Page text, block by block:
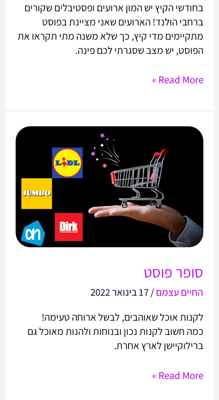
בחודשי הקיץ יש המון ארועים ופסטיבלים שקורים
ברחבי הולנד! הארועים שאני מציינת בפוסט
מתקיימים מדי קיץ, כך שלא משנה מתי תקראו את
הפוסט, יש מצב שסגרתי לכם פינה.
Read More »
סופר פוסט
החיים עצמם/17 בינואר 2022
לקנות אוכל שאוהבים, לבשל ארוחה טעימה!
כמה חשוב לקנות נכון ובנוחות ולהנות מאוכל גם
ברילוקיישן לארץ אחרת.
סופר
Read More »